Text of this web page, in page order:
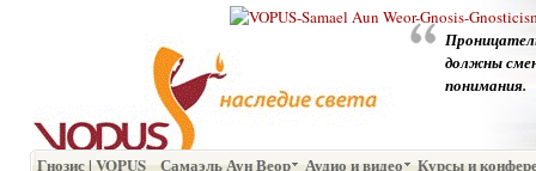
должны
понимания.
Гнозис | VOPUS Самаэль Аун Веор Аудио и видео Курсы и